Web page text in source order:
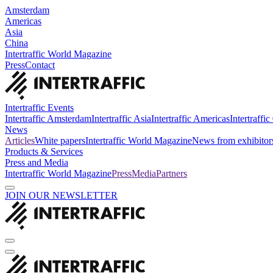
Amsterdam
Americas
Asia
China
Intertraffic World Magazine
PressContact
Intertraffic Events
Intertraffic AmsterdamIntertraffic AsiaIntertraffic AmericasIntertraffic
News
ArticlesWhite papersIntertraffic World MagazineNews from
Products & Services
Press and Media
Intertraffic World MagazinePressMediaPartners
JOIN OUR NEWSLETTER